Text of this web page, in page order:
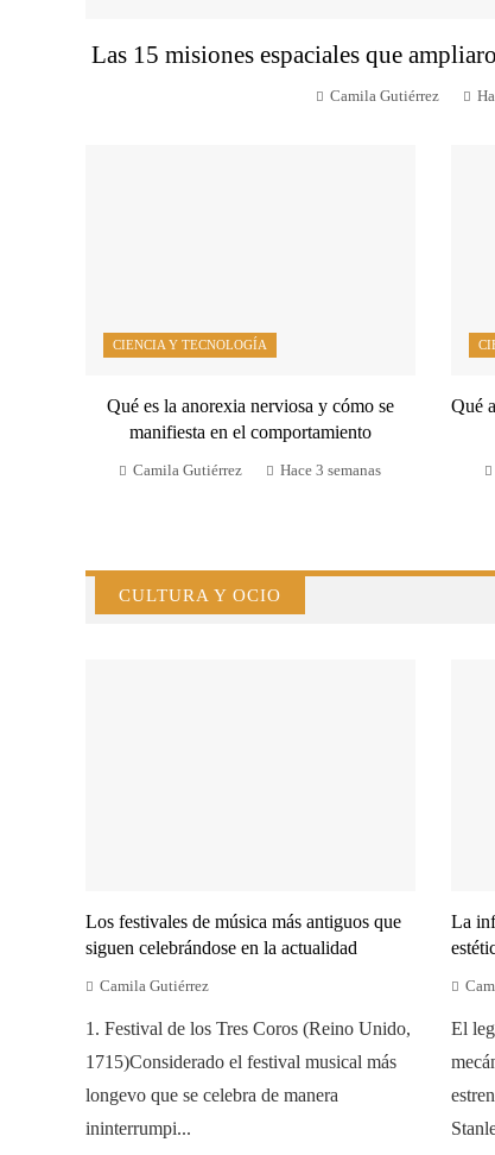
Las 15 misiones espaciales que
Camila Gutiérrez
CIENCIA Y TECNOLOGÍA
Qué es la anorexia nerviosa y cómo se
manifiesta en el comportamiento
Camila Gutiérrez Hace 3 semanas
Qué
CULTURA Y OCIO
Los festivales de música más antiguos que
siguen celebrándose en la actualidad
Camila Gutiérrez
1. Festival de los Tres Coros (Reino Unido,
1715)Considerado el festival musical más
longevo que se celebra de manera
ininterrumpi...
La
El